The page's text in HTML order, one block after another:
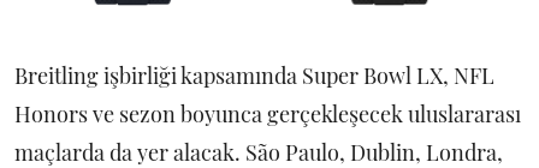
Breitling işbirliği kapsamında Super Bowl LX, NFL
Honors ve sezon boyunca gerçekleşecek uluslararası
maçlarda da yer alacak. São Paulo, Dublin, Londra,